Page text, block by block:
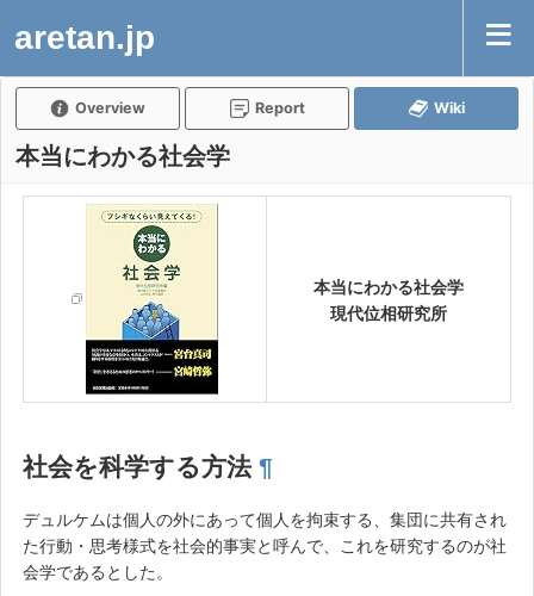
aretan.jp
Overview Report Wiki
本当にわかる社会学
本当にわかる社会学
現代位相研究所
社会を科学する方法 ¶
デュルケムは個人の外にあって個人を拘束する、集団に共有され
た行動・思考様式を社会的事実と呼んで、これを研究するのが社
会学であるとした。